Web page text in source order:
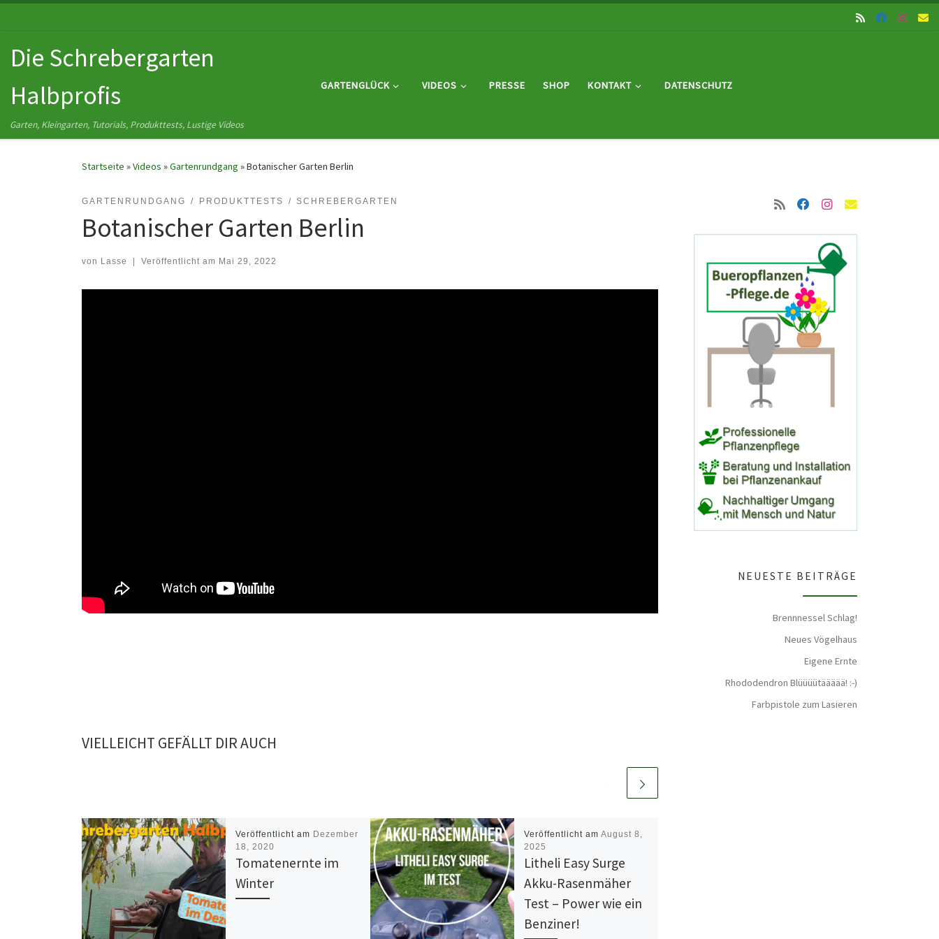
Die Schrebergarten
Halbprofis
Garten, Kleingarten, Tutorials, Produkttests, Lustige Videos
GARTENGLÜCK VIDEOS PRESSE SHOP KONTAKT DATENSCHUTZ
Startseite »Videos »Gartenrundgang »Botanischer Garten Berlin
GARTENRUNDGANG PRODUKTTESTS SCHREBERGARTEN
Botanischer Garten Berlin
von Lasse Veröffentlicht am Mai 29, 2022
VIELLEICHT GEFÄLLT DIR AUCH
Veröffentlicht am Dezember
18, 2020
Tomatenernte im
Winter
Veröffentlicht am August 8,
2025
Litheli Easy Surge
Akku-Rasenmäher
Test – Power wie ein
Benziner!
NEUESTE BEITRÄGE
Brennnessel Schlag!
Neues Vögelhaus
Eigene Ernte
Rhododendron Blüüüütäääää! :-)
Farbpistole zum Lasieren